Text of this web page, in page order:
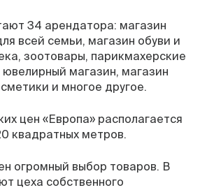
34 арендатора: магазин
всей семьи, магазин обуви и
зоотовары, парикмахерские
магазин, магазин
и многое другое.
цен «Европа» располагается
квадратных метров.
огромный выбор товаров. В
цеха собственного